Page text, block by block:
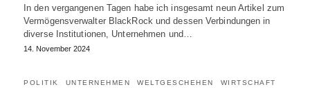
In den vergangenen Tagen habe ich insgesamt neun Artikel zum
Vermögensverwalter BlackRock und dessen Verbindungen in
diverse Institutionen, Unternehmen und…
14. November 2024
POLITIK UNTERNEHMEN WELTGESCHEHEN WIRTSCHAFT